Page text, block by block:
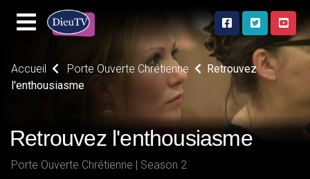
Accueil Porte Ouverte Chrétienne
Retrouvez
l'enthousiasme
Retrouvez l'enthousiasme
Porte Ouverte Chrétienne | Season 2